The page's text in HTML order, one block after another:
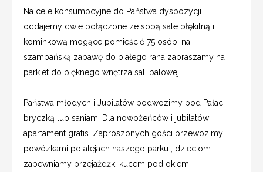
Na cele konsumpcyjne do Państwa dyspozycji
oddajemy dwie połączone ze sobą sale błękitną i
kominkową mogące pomieścić 75 osób, na
szampańską zabawę do białego rana zapraszamy na
parkiet do pięknego wnętrza sali balowej.
Państwa młodych i Jubilatów podwozimy pod Pałac
bryczką lub saniami Dla nowożeńców i jubilatów
apartament gratis. Zaproszonych gości przewozimy
powózkami po alejach naszego parku , dzieciom
zapewniamy przejażdżki kucem pod okiem